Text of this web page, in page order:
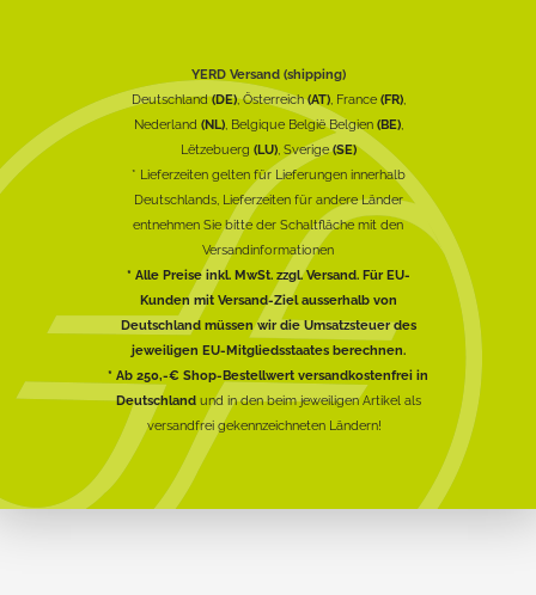
YERD Versand (shipping)
Deutschland(DE), Österreich(AT), France (FR),
Nederland (NL), Belgique België Belgien (BE),
Lëtzebuerg (LU), Sverige(SE)
* Lieferzeiten gelten für Lieferungen innerhalb
Deutschlands, Lieferzeiten für andere Länder
entnehmen Sie bitte der Schaltfläche mit den
Versandinformationen
* Alle Preise inkl. MwSt. zzgl. Versand. Für EU-
Kunden mit Versand-Ziel ausserhalb von
Deutschland müssen wir die Umsatzsteuer des
jeweiligen EU-Mitgliedsstaates berechnen.
* Ab 250,-€ Shop-Bestellwert versandkostenfrei in
Deutschlandund in den beim jeweiligen Artikel als
versandfrei gekennzeichneten Ländern!